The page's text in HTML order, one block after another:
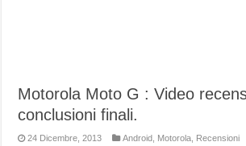
Motorola Moto G : Video
conclusioni finali.
24 Dicembre, 2013 Android, Motorola, Recensioni